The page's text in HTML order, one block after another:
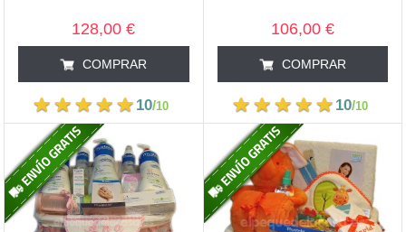
128,00 €
COMPRAR
10/10
106,00 €
COMPRAR
10/10